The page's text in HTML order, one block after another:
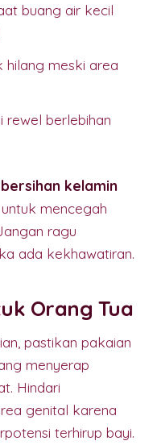
buang air kecil
hilang meski area
rewel berlebihan
kelamin
mencegah
ragu
ada kekhawatiran.
Orang Tua
pastikan pakaian
menyerap
Hindari
genital karena
terhirup bayi.